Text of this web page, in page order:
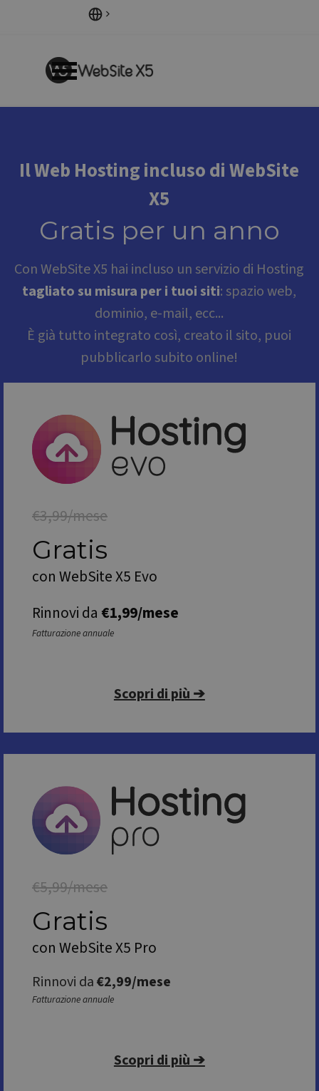
Salta menù
Il Web Hosting incluso di WebSite
X5
Gratis per un anno
Con WebSite X5 hai incluso un servizio di Hosting
tagliato su misura per i tuoi siti: spazio web,
dominio, e-mail, ecc...
È già tutto integrato così, creato il sito, puoi
pubblicarlo subito online!
€3,99/mese
Gratis
con WebSite X5 Evo
Rinnovi da €1,99/mese
Fatturazione annuale
Scopri di più ➔
€5,99/mese
Gratis
con WebSite X5 Pro
Rinnovi da€2,99/mese
Fatturazione annuale
Scopri di più ➔